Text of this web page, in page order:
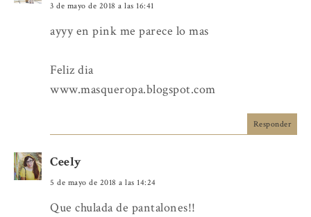
3 de mayo de 2018 a las 16:41
ayyy en pink me parece lo mas
Feliz dia
www.masqueropa.blogspot.com
Responder
Ceely
5 de mayo de 2018 a las 14:24
Que chulada de pantalones!!